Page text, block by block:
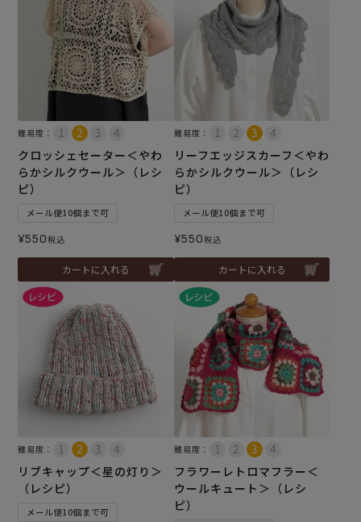
難易度：
クロッシェセーター＜やわ
らかシルクウール＞（レシ
ピ）
メール便10個まで可
¥550税込
カートに入れる
難易度：
リーフエッジスカーフ＜やわ
らかシルクウール＞（レシ
ピ）
メール便10個まで可
¥550税込
カートに入れる
難易度：
リブキャップ＜星の灯り＞
（レシピ）
メール便10個まで可
難易度：
フラワーレトロマフラー＜
ウールキュート＞（レシ
ピ）